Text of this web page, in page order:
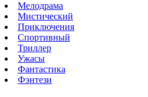
Мелодрама
Мистический
Приключения
Спортивный
Триллер
Ужасы
Фантастика
Фэнтези